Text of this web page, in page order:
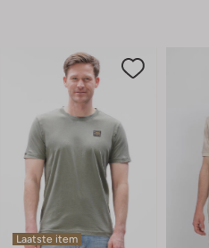
Laatste item